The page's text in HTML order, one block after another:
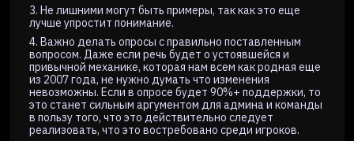
3. Не лишними могут быть примеры, так как это еще
лучше упростит понимание.
4. Важно делать опросы с правильно поставленным
вопросом. Даже если речь будет о устоявшейся и
привычной механике, которая нам всем как родная еще
из 2007 года, не нужно думать что изменения
невозможны. Если в опросе будет 90%+ поддержки, то
это станет сильным аргументом для админа и команды
в пользу того, что это действительно следует
реализовать, что это востребовано среди игроков.